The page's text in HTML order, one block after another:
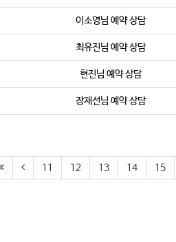
이소영님 예약 상담
최유진님 예약 상담
현진님 예약 상담
장재선님 예약 상담
11 12 13 14 15